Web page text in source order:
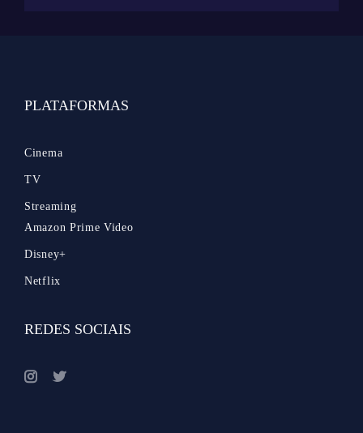
PLATAFORMAS
Cinema
TV
Streaming
Amazon Prime Video
Disney+
Netflix
REDES SOCIAIS